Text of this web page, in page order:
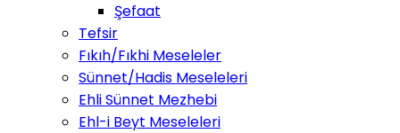
Şefaat
Tefsir
Fıkıh/Fıkhi Meseleler
Sünnet/Hadis Meseleleri
Ehli Sünnet Mezhebi
Ehl-i Beyt Meseleleri